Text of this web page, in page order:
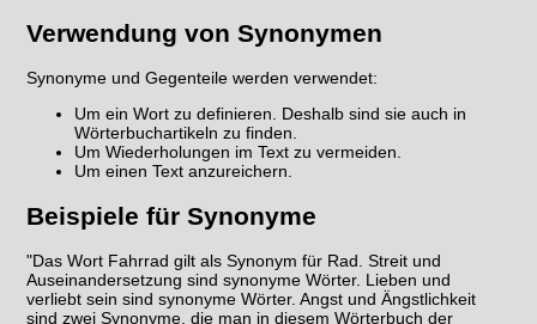
Verwendung von Synonymen
Synonyme und Gegenteile werden verwendet:
Um ein Wort zu definieren. Deshalb sind sie auch in
Wörterbuchartikeln zu finden.
Um Wiederholungen im Text zu vermeiden.
Um einen Text anzureichern.
Beispiele für Synonyme
"Das Wort Fahrrad gilt als Synonym für Rad. Streit und
Auseinandersetzung sind synonyme Wörter. Lieben und
verliebt sein sind synonyme Wörter. Angst und Ängstlichkeit
sind zwei Synonyme, die man in diesem Wörterbuch der